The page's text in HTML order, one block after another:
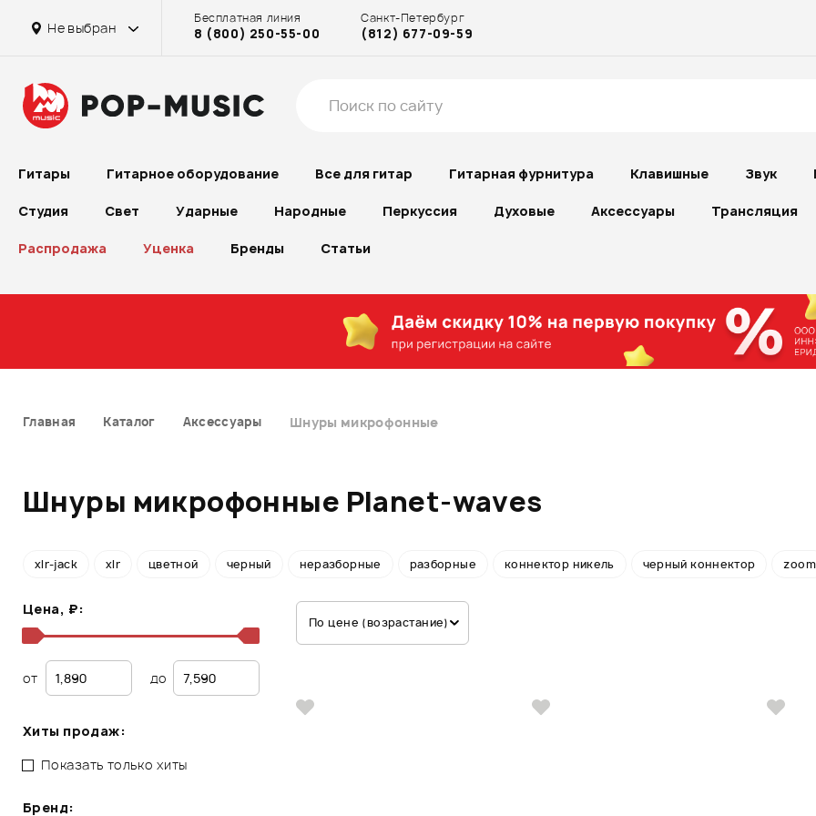
Не выбран
Бесплатная линия
8 (800) 250-55-00
Санкт-Петербург
(812) 677-09-59
Гитары Гитарное оборудование Все для гитар Гитарная фурнитура Клавишные Звук
Студия Свет Ударные Народные Перкуссия Духовые Аксессуары Трансляция
Распродажа Уценка Бренды Статьи
Главная Каталог Аксессуары Шнуры микрофонные
Шнуры микрофонные Planet-waves
xlr-jack xlr цветной черный неразборные разборные коннектор никель черный коннектор zoom
Цена, ₽:
от до
Хиты продаж:
Показать только хиты
Бренд:
По цене (возрастание)
на Рубинштейна
на Проспекте Большевиков
на Октябрьском поле
на Проспекте Большевиков